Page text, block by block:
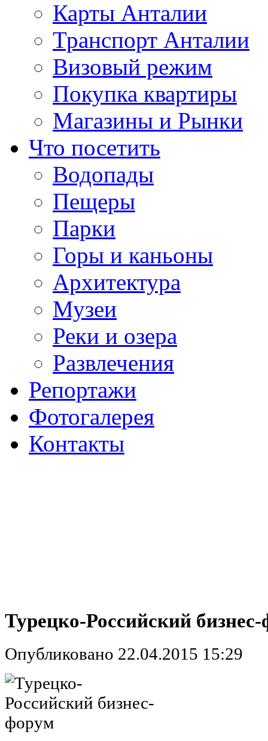
Карты Анталии
Транспорт Анталии
Визовый режим
Покупка квартиры
Магазины и Рынки
Что посетить
Водопады
Пещеры
Парки
Горы и каньоны
Архитектура
Музеи
Реки и озера
Развлечения
Репортажи
Фотогалерея
Контакты
Турецко-Российский
Опубликовано 22.04.2015 15:29